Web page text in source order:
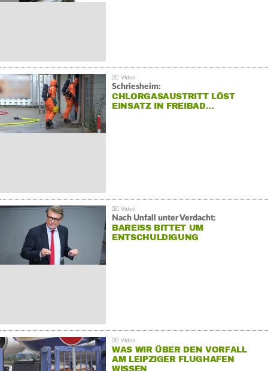
Schriesheim:
CHLORGASAUSTRITT LÖST
EINSATZ IN FREIBAD…
Nach Unfall unter Verdacht:
BAREISS BITTET UM E
NTSCHULDIGUNG
WAS WIR ÜBER DEN VORFALL
AM LEIPZIGER FLUGHAFEN